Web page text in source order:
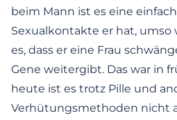
beim Mann ist es eine
Sexualkontakte er hat, umso
es, dass er eine Frau
Gene weitergibt. Das war in
heute ist es trotz Pille und
Verhütungsmethoden nicht